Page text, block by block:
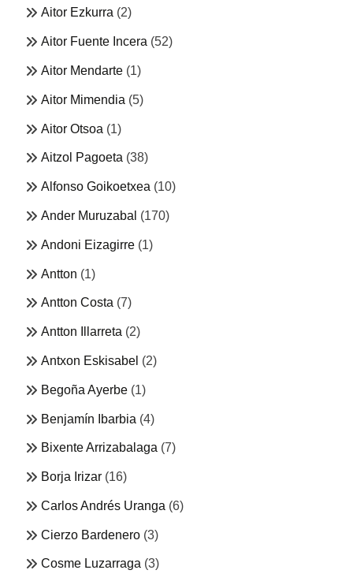
Aitor Ezkurra (2)
Aitor Fuente Incera (52)
Aitor Mendarte (1)
Aitor Mimendia (5)
Aitor Otsoa (1)
Aitzol Pagoeta (38)
Alfonso Goikoetxea (10)
Ander Muruzabal (170)
Andoni Eizagirre (1)
Antton (1)
Antton Costa (7)
Antton Illarreta (2)
Antxon Eskisabel (2)
Begoña Ayerbe (1)
Benjamín Ibarbia (4)
Bixente Arrizabalaga (7)
Borja Irizar (16)
Carlos Andrés Uranga (6)
Cierzo Bardenero (3)
Cosme Luzarraga (3)